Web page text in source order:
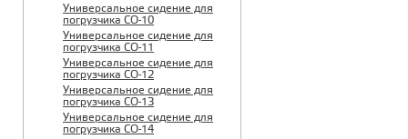
Универсальное сидение для
погрузчика CO-10
Универсальное сидение для
погрузчика CO-11
Универсальное сидение для
погрузчика CO-12
Универсальное сидение для
погрузчика CO-13
Универсальное сидение для
погрузчика CO-14